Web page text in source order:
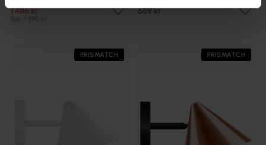
1 486 kr
Rek. 1 990 kr
659 kr
PRISMATCH PRISMATCH